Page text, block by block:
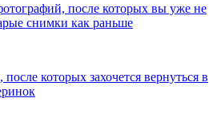
после которых вы уже не
снимки как раньше
которых захочется вернуться в